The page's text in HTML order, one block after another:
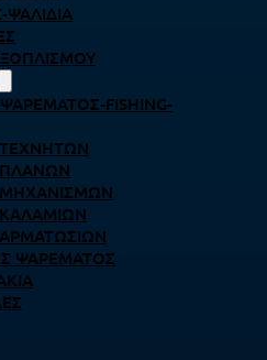
FISHING-
ΨΑΡΈΜΑΤΟΣ